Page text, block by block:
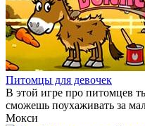
Питомцы для девочек
В этой игре про питомцев
сможешь поухаживать за
Мокси